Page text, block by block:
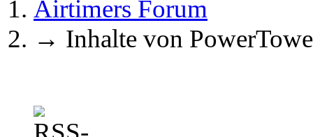
Airtimers Forum
→ Inhalte von